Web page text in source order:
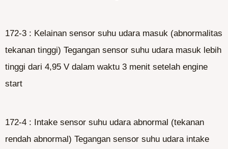
172-3 : Kelainan sensor suhu udara masuk (abnormalitas
tekanan tinggi) Tegangan sensor suhu udara masuk lebih
tinggi dari 4,95 V dalam waktu 3 menit setelah engine
start
172-4 : Intake sensor suhu udara abnormal (tekanan
rendah abnormal) Tegangan sensor suhu udara intake